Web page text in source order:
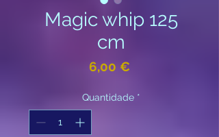
Magic whip 125
cm
6,00 €Preço
Quantidade *